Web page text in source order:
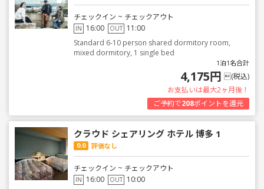
チェックイン ~ チェックアウト
IN 16:00 OUT 11:00
Standard 6-10 person shared dormitory room,
mixed dormitory, 1 single bed
1泊1名合計
4,175円 (税込)
お支払いは最大2ヶ月後！
ご予約で208ポイントを還元
クラウド シェアリング ホテル 博多 1
0.0 評価なし
チェックイン ~ チェックアウト
IN 16:00 OUT 10:00